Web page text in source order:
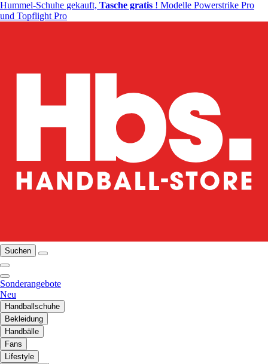
Hummel-Schuhe gekauft, Tasche gratis ! Modelle Powerstrike Pro
und Topflight Pro
Suchen
Sonderangebote
Neu
Handballschuhe
Bekleidung
Handbälle
Fans
Lifestyle